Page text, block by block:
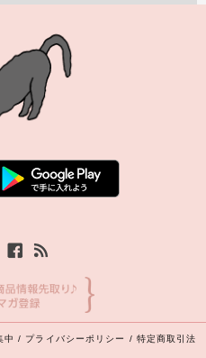
中 / プライバシーポリシー / 特定商取引法